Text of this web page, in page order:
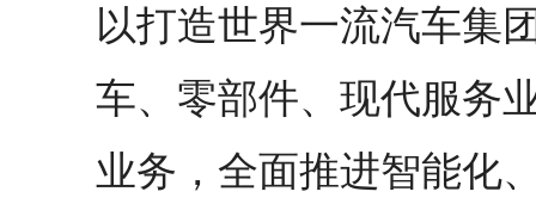
以打造世界一流汽车集
车、零部件、现代服务
业务，全面推进智能化